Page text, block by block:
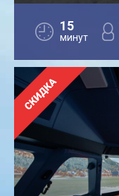
15
минут